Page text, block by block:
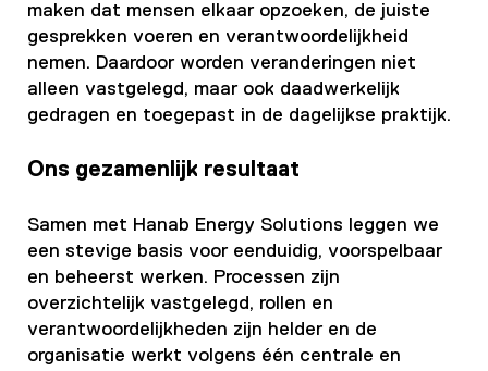
maken dat mensen elkaar opzoeken, de juiste
gesprekken voeren en verantwoordelijkheid
nemen. Daardoor worden veranderingen niet
alleen vastgelegd, maar ook daadwerkelijk
gedragen en toegepast in de dagelijkse praktijk.
Ons gezamenlijk resultaat
Samen met Hanab Energy Solutions leggen we
een stevige basis voor eenduidig, voorspelbaar
en beheerst werken. Processen zijn
overzichtelijk vastgelegd, rollen en
verantwoordelijkheden zijn helder en de
organisatie werkt volgens één centrale en